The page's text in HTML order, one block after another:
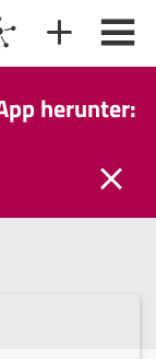
herunter: